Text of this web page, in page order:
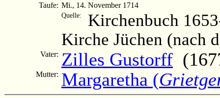
Taufe: Mi., 14. November 1714
Quelle:
Kirchenbuch
Kirche Jüchen (nach
Vater: Zilles Gustorff
Mutter: Margaretha (